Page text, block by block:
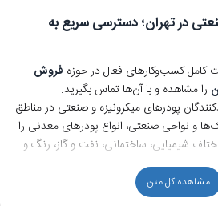
در تهران؛ دسترسی سریع به
کامل کسب‌وکارهای فعال در حوزه فروش
را مشاهده و با آن‌ها تماس بگیرید.
پودرهای میکرونیزه و صنعتی در مناطق
و نواحی صنعتی، انواع پودرهای معدنی را
شیمیایی، ساختمانی، نفت و گاز، رنگ و
تامین می‌کنند.
تامین در تهران
مشاهده کل متن